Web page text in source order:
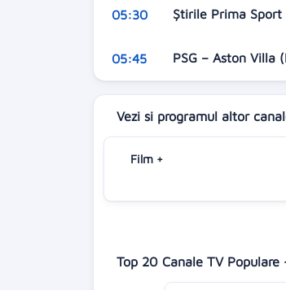
05:30 Ştirile Prima
05:45 PSG – Aston Villa
Vezi si programul altor
Film +
Top 20 Canale TV Populare